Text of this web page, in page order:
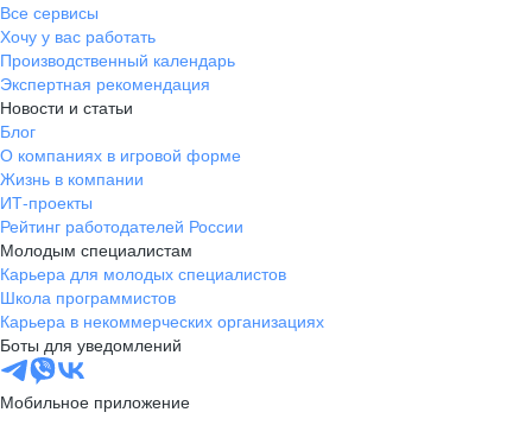
Все сервисы
Хочу у вас работать
Производственный календарь
Экспертная рекомендация
Новости и статьи
Блог
О компаниях в игровой форме
Жизнь в компании
ИТ-проекты
Рейтинг работодателей России
Молодым специалистам
Карьера для молодых специалистов
Школа программистов
Карьера в некоммерческих организациях
Боты для уведомлений
Мобильное приложение